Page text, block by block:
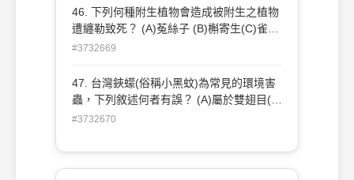
拉草 (C)好年冬 (D)二、四地(2,4-D) 。
46. 下列何種附生植物會造成被附生之植物
遭纏勒致死？ (A)菟絲子 (B)槲寄生(C)雀榕
(D)山蘇 。
#3732669
47. 台灣鋏蠓(俗稱小黑蚊)為常見的環境害
蟲，下列敘述何者有誤？ (A)屬於雙翅目(蚊
蠅類)昆蟲 (B)成蟲於日間活動，雌蟲嗜吸人
減緩族群發生 (D)小黑蚊幼蟲期以藍綠藻類
為食物，故適度清理水灘邊緣濕粘區域或陰
#3732670